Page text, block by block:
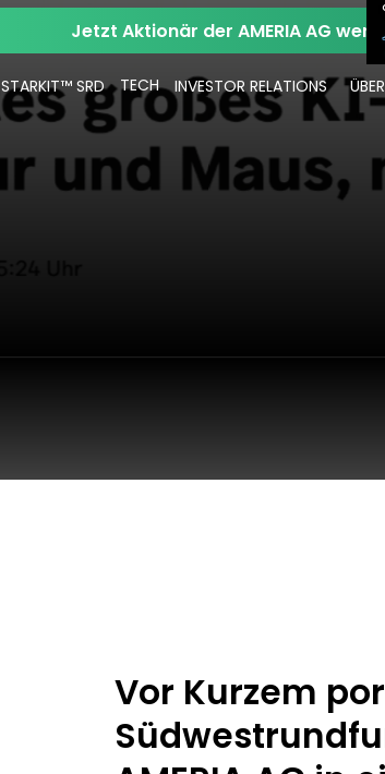
Jetzt Aktionär der AMERIA AG
STARKIT™ SRD TECH INVESTOR RELATIONS
Vor Kurzem